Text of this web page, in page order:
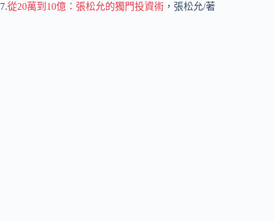
7.從20萬到10億：張松允的獨門投資術 ，張松允/著